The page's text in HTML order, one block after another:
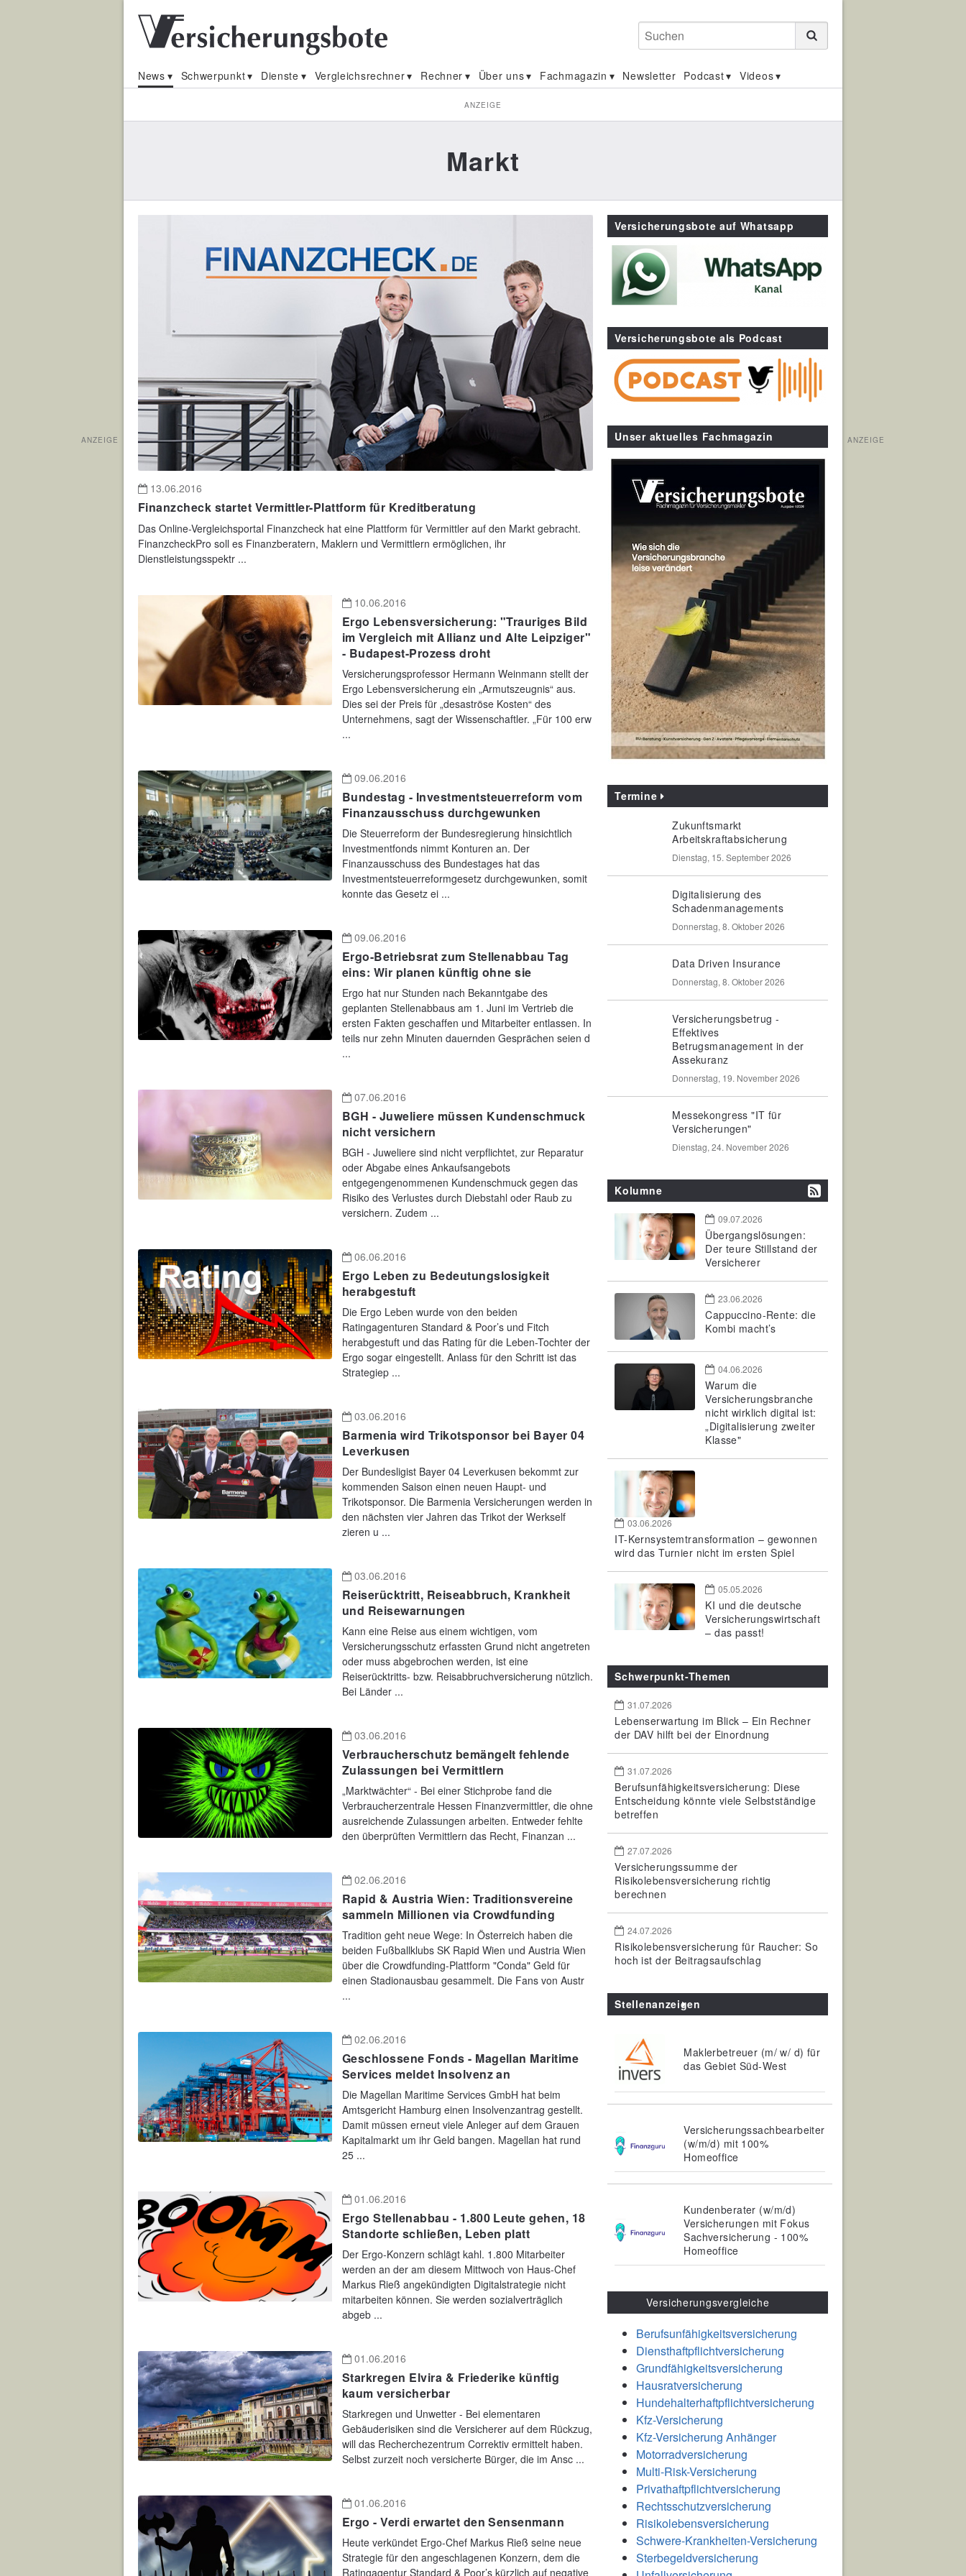
Suchen
News Schwerpunkt Dienste Vergleichsrechner Rechner Über uns Fachmagazin Newsletter Podcast Videos
ANZEIGE
Markt
13.06.2016
Finanzcheck startet Vermittler-Plattform für Kreditberatung
Das Online-Vergleichsportal Finanzcheck hat eine Plattform für Vermittler auf den Markt gebracht.
FinanzcheckPro soll es Finanzberatern, Maklern und Vermittlern ermöglichen, ihr
Dienstleistungsspektr ...
10.06.2016
Ergo Lebensversicherung: "Trauriges Bild
im Vergleich mit Allianz und Alte Leipziger"
- Budapest-Prozess droht
Versicherungsprofessor Hermann Weinmann stellt der
Ergo Lebensversicherung ein „Armutszeugnis“ aus.
Dies sei der Preis für „desaströse Kosten“ des
Unternehmens, sagt der Wissenschaftler. „Für 100 erw
...
09.06.2016
Bundestag - Investmentsteuerreform vom
Finanzausschuss durchgewunken
Die Steuerreform der Bundesregierung hinsichtlich
Investmentfonds nimmt Konturen an. Der
Finanzausschuss des Bundestages hat das
Investmentsteuerreformgesetz durchgewunken, somit
konnte das Gesetz ei ...
09.06.2016
Ergo-Betriebsrat zum Stellenabbau Tag
eins: Wir planen künftig ohne sie
Ergo hat nur Stunden nach Bekanntgabe des
geplanten Stellenabbaus am 1. Juni im Vertrieb die
ersten Fakten geschaffen und Mitarbeiter entlassen. In
teils nur zehn Minuten dauernden Gesprächen seien d
...
07.06.2016
BGH - Juweliere müssen Kundenschmuck
nicht versichern
BGH - Juweliere sind nicht verpflichtet, zur Reparatur
oder Abgabe eines Ankaufsangebots
entgegengenommenen Kundenschmuck gegen das
Risiko des Verlustes durch Diebstahl oder Raub zu
versichern. Zudem ...
06.06.2016
Ergo Leben zu Bedeutungslosigkeit
herabgestuft
Die Ergo Leben wurde von den beiden
Ratingagenturen Standard & Poor’s und Fitch
herabgestuft und das Rating für die Leben-Tochter der
Ergo sogar eingestellt. Anlass für den Schritt ist das
Strategiep ...
03.06.2016
Barmenia wird Trikotsponsor bei Bayer 04
Leverkusen
Der Bundesligist Bayer 04 Leverkusen bekommt zur
kommenden Saison einen neuen Haupt- und
Trikotsponsor. Die Barmenia Versicherungen werden in
den nächsten vier Jahren das Trikot der Werkself
zieren u ...
03.06.2016
Reiserücktritt, Reiseabbruch, Krankheit
und Reisewarnungen
Kann eine Reise aus einem wichtigen, vom
Versicherungsschutz erfassten Grund nicht angetreten
oder muss abgebrochen werden, ist eine
Reiserücktritts- bzw. Reisabbruchversicherung nützlich.
Bei Länder ...
03.06.2016
Verbraucherschutz bemängelt fehlende
Zulassungen bei Vermittlern
„Marktwächter“ - Bei einer Stichprobe fand die
Verbraucherzentrale Hessen Finanzvermittler, die ohne
ausreichende Zulassungen arbeiten. Entweder fehlte
den überprüften Vermittlern das Recht, Finanzan ...
02.06.2016
Rapid & Austria Wien: Traditionsvereine
sammeln Millionen via Crowdfunding
Tradition geht neue Wege: In Österreich haben die
beiden Fußballklubs SK Rapid Wien und Austria Wien
über die Crowdfunding-Plattform "Conda" Geld für
einen Stadionausbau gesammelt. Die Fans von Austr
...
02.06.2016
Geschlossene Fonds - Magellan Maritime
Services meldet Insolvenz an
Die Magellan Maritime Services GmbH hat beim
Amtsgericht Hamburg einen Insolvenzantrag gestellt.
Damit müssen erneut viele Anleger auf dem Grauen
Kapitalmarkt um ihr Geld bangen. Magellan hat rund
25 ...
01.06.2016
Ergo Stellenabbau - 1.800 Leute gehen, 18
Standorte schließen, Leben platt
Der Ergo-Konzern schlägt kahl. 1.800 Mitarbeiter
werden an der am diesem Mittwoch von Haus-Chef
Markus Rieß angekündigten Digitalstrategie nicht
mitarbeiten können. Sie werden sozialverträglich
abgeb ...
01.06.2016
Starkregen Elvira & Friederike künftig
kaum versicherbar
Starkregen und Unwetter - Bei elementaren
Gebäuderisiken sind die Versicherer auf dem Rückzug,
will das Recherchezentrum Correktiv ermittelt haben.
Selbst zurzeit noch versicherte Bürger, die im Ansc ...
01.06.2016
Ergo - Verdi erwartet den Sensenmann
Heute verkündet Ergo-Chef Markus Rieß seine neue
Strategie für den angeschlagenen Konzern, dem die
Ratingagentur Standard & Poor’s kürzlich auf negative
Versicherungsbote auf Whatsapp
Versicherungsbote als Podcast
Unser aktuelles Fachmagazin
Termine
Zukunftsmarkt
Arbeitskraftabsicherung
Dienstag, 15. September 2026
Digitalisierung des
Schadenmanagements
Donnerstag, 8. Oktober 2026
Data Driven Insurance
Donnerstag, 8. Oktober 2026
Versicherungsbetrug -
Effektives
Betrugsmanagement in der
Assekuranz
Donnerstag, 19. November 2026
Messekongress "IT für
Versicherungen"
Dienstag, 24. November 2026
Kolumne
09.07.2026
Übergangslösungen:
Der teure Stillstand der
Versicherer
23.06.2026
Cappuccino-Rente: die
Kombi macht’s
04.06.2026
Warum die
Versicherungsbranche
nicht wirklich digital ist:
„Digitalisierung zweiter
Klasse"
03.06.2026
IT-Kernsystemtransformation – gewonnen
wird das Turnier nicht im ersten Spiel
05.05.2026
KI und die deutsche
Versicherungswirtschaft
– das passt!
Schwerpunkt-Themen
31.07.2026
Lebenserwartung im Blick – Ein Rechner
der DAV hilft bei der Einordnung
31.07.2026
Berufsunfähigkeitsversicherung: Diese
Entscheidung könnte viele Selbstständige
betreffen
27.07.2026
Versicherungssumme der
Risikolebensversicherung richtig
berechnen
24.07.2026
Risikolebensversicherung für Raucher: So
hoch ist der Beitragsaufschlag
Stellenanzeigen
Maklerbetreuer (m/ w/ d) für
das Gebiet Süd-West
Versicherungssachbearbeiter
(w/m/d) mit 100%
Homeoffice
Kundenberater (w/m/d)
Versicherungen mit Fokus
Sachversicherung - 100%
Homeoffice
Versicherungsvergleiche
Berufsunfähigkeitsversicherung
Diensthaftpflichtversicherung
Grundfähigkeitsversicherung
Hausratversicherung
Hundehalterhaftpflichtversicherung
Kfz-Versicherung
Kfz-Versicherung Anhänger
Motorradversicherung
Multi-Risk-Versicherung
Privathaftpflichtversicherung
Rechtsschutzversicherung
Risikolebensversicherung
Schwere-Krankheiten-Versicherung
Sterbegeldversicherung
ANZEIGE ANZEIGE